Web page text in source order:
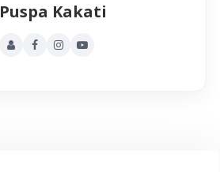
Puspa Kakati